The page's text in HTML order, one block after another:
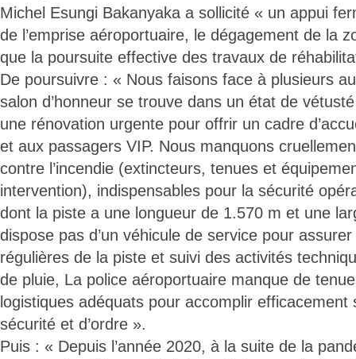
Michel Esungi Bakanyaka a sollicité « un appui
de l’emprise aéroportuaire, le dégagement de la
que la poursuite effective des travaux de
De poursuivre : « Nous faisons face à plusieurs
salon d’honneur se trouve dans un état de
une rénovation urgente pour offrir un cadre
et aux passagers VIP. Nous manquons
contre l’incendie (extincteurs, tenues et
intervention), indispensables pour la sécurité
dont la piste a une longueur de 1.570 m et une
dispose pas d’un véhicule de service pour
régulières de la piste et suivi des activités
de pluie, La police aéroportuaire manque de
logistiques adéquats pour accomplir efficacement
sécurité et d’ordre ».
Puis : « Depuis l’année 2020, à la suite de la